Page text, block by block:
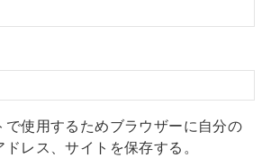
で使用するためブラウザーに自分の
レス、サイトを保存する。